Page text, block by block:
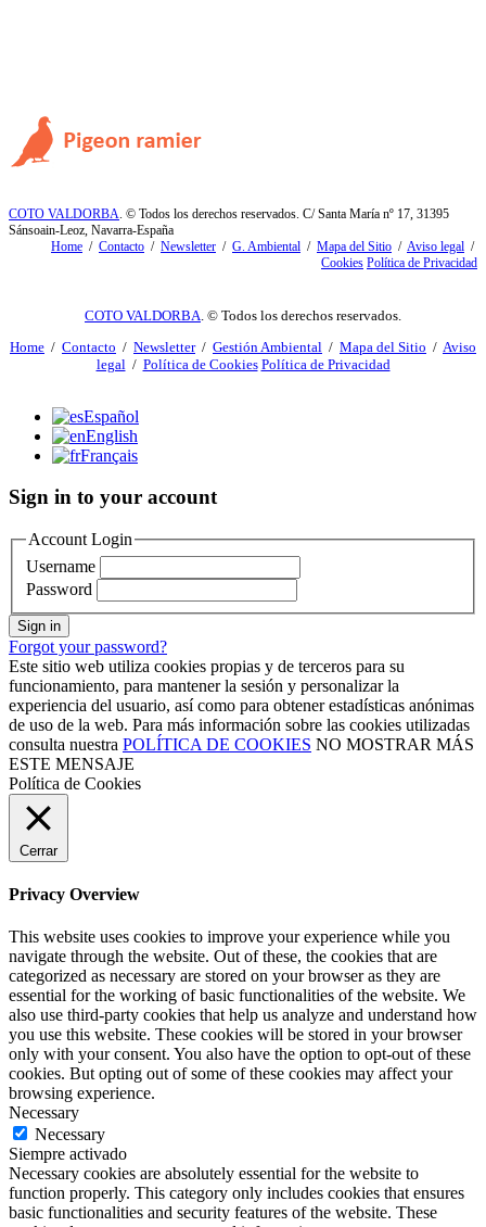
COTO VALDORBA . © Todos los derechos reservados. C/ Santa María nº 17, 31395
Sánsoain-Leoz, Navarra-España
Home / Contacto / Newsletter / G. Ambiental / Mapa del Sitio / Aviso legal /
Cookies Política de Privacidad
COTO VALDORBA . © Todos los derechos reservados.
Home / Contacto / Newsletter/ Gestión Ambiental / Mapa del Sitio / Aviso
legal / Política de Cookies Política de Privacidad
Español
English
Français
Sign in to your account
Account Login
Username
Password
Sign in
Forgot your password?
Este sitio web utiliza cookies propias y de terceros para su
funcionamiento, para mantener la sesión y personalizar la
experiencia del usuario, así como para obtener estadísticas anónimas
de uso de la web. Para más información sobre las cookies utilizadas
consulta nuestra POLÍTICA DE COOKIES NO MOSTRAR MÁS
ESTE MENSAJE
Política de Cookies
Cerrar
Privacy Overview
This website uses cookies to improve your experience while you
navigate through the website. Out of these, the cookies that are
categorized as necessary are stored on your browser as they are
essential for the working of basic functionalities of the website. We
also use third-party cookies that help us analyze and understand how
you use this website. These cookies will be stored in your browser
only with your consent. You also have the option to opt-out of these
cookies. But opting out of some of these cookies may affect your
browsing experience.
Necessary
Necessary
Siempre activado
Necessary cookies are absolutely essential for the website to
function properly. This category only includes cookies that ensures
basic functionalities and security features of the website. These